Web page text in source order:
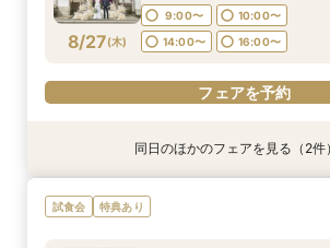
フェアを予約
フェアを予約
8/27(木)
9:00〜
10:00〜
14:00〜
16:00〜
フェアを予約
※＼まずは情報収集だけ／
ご案内フェア
《★オンライン90分フェア★
方＆遠方の方向け
同日のほかのフェアを見る（2件）
試食会 特典あり